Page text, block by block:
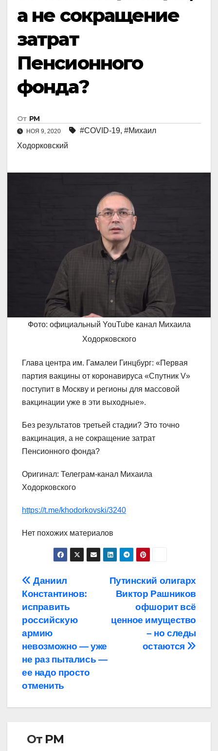
а не сокращение
затрат
Пенсионного
фонда?
От РМ
НОЯ 9, 2020 #COVID-19, #Михаил
Ходорковский
Фото: официальный YouTube канал Михаила
Ходорковского
Глава центра им. Гамалеи Гинцбург: «Первая
партия вакцины от коронавируса «Спутник V»
поступит в Москву и регионы для массовой
вакцинации уже в эти выходные».
Без результатов третьей стадии? Это точно
вакцинация, а не сокращение затрат
Пенсионного фонда?
Оригинал: Телеграм-канал Михаила
Ходорковского
https://t.me/khodorkovski/3240
Нет похожих материалов
Навигация
по
записям
Путинский олигарх
Виктор Рашников
офшорит всё
ценное имущество
– но следы
остаются
Даниил
Константинов:
исправить
российскую
армию
невозможно — уже
не раз пытались —
ее надо просто
отменить
От РМ